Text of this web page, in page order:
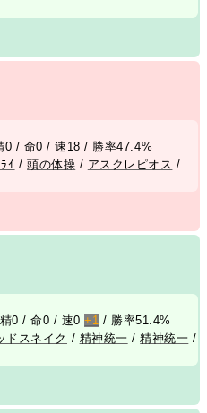
/ 命0 / 速18 / 勝率47.4%
ｲ /頭の体操 / アスクレピオス /
0 / 命0 / 速0+1 / 勝率51.4%
ドスネイク / 精神統一 /精神統一 /